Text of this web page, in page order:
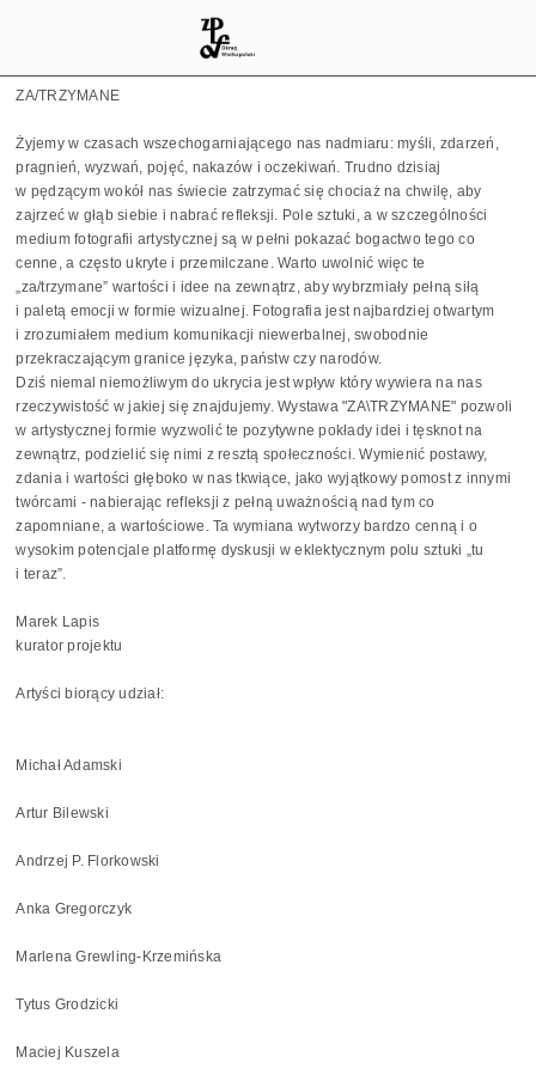
ZA/TRZYMANE
Żyjemy w czasach wszechogarniającego nas nadmiaru: myśli, zdarzeń,
pragnień, wyzwań, pojęć, nakazów i oczekiwań. Trudno dzisiaj
w pędzącym wokół nas świecie zatrzymać się chociaż na chwilę, aby
zajrzeć w głąb siebie i nabrać refleksji. Pole sztuki, a w szczególności
medium fotografii artystycznej są w pełni pokazać bogactwo tego co
cenne, a często ukryte i przemilczane. Warto uwolnić więc te
„za/trzymane” wartości i idee na zewnątrz, aby wybrzmiały pełną siłą
i paletą emocji w formie wizualnej. Fotografia jest najbardziej otwartym
i zrozumiałem medium komunikacji niewerbalnej, swobodnie
przekraczającym granice języka, państw czy narodów.
Dziś niemal niemożliwym do ukrycia jest wpływ który wywiera na nas
rzeczywistość w jakiej się znajdujemy. Wystawa "ZA\TRZYMANE" pozwoli
w artystycznej formie wyzwolić te pozytywne pokłady idei i tęsknot na
zewnątrz, podzielić się nimi z resztą społeczności. Wymienić postawy,
zdania i wartości głęboko w nas tkwiące, jako wyjątkowy pomost z innymi
twórcami - nabierając refleksji z pełną uważnością nad tym co
zapomniane, a wartościowe. Ta wymiana wytworzy bardzo cenną i o
wysokim potencjale platformę dyskusji w eklektycznym polu sztuki „tu
i teraz”.
Marek Lapis
kurator projektu
Artyści biorący udział:
Michał Adamski
Artur Bilewski
Andrzej P. Florkowski
Anka Gregorczyk
Marlena Grewling-Krzemińska
Tytus Grodzicki
Maciej Kuszela